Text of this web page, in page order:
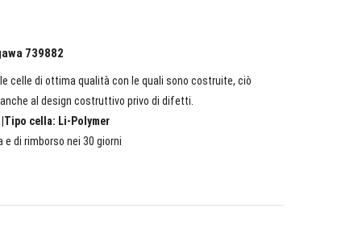
739882
celle di ottima qualità con le quali sono costruite, ciò
al design costruttivo privo di difetti.
cella: Li-Polymer
di rimborso nei 30 giorni